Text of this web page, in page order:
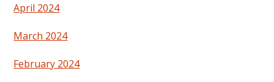
April 2024
March 2024
February 2024